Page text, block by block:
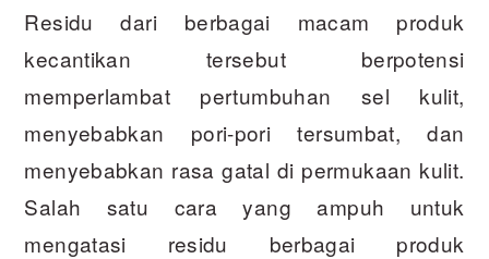
Residu dari berbagai macam produk
kecantikan tersebut berpotensi
memperlambat pertumbuhan sel kulit,
menyebabkan pori-pori tersumbat, dan
menyebabkan rasa gatal di permukaan kulit.
Salah satu cara yang ampuh untuk
mengatasi residu berbagai produk